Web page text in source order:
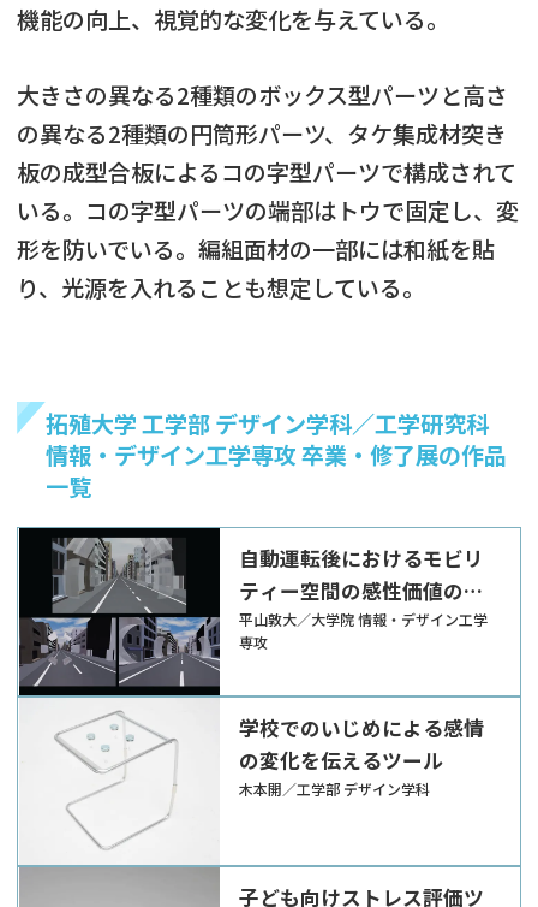
機能の向上、視覚的な変化を与えている。
大きさの異なる2種類のボックス型パーツと高さ
の異なる2種類の円筒形パーツ、タケ集成材突き
板の成型合板によるコの字型パーツで構成されて
いる。コの字型パーツの端部はトウで固定し、変
形を防いでいる。編組面材の一部には和紙を貼
り、光源を入れることも想定している。
拓殖大学 工学部 デザイン学科／工学研究科
情報・デザイン工学専攻 卒業・修了展の作品
一覧
自動運転後におけるモビリ
ティー空間の感性価値の考
案
平山敦大／大学院 情報・デザイン工学
専攻
学校でのいじめによる感情
の変化を伝えるツール
木本開／工学部 デザイン学科
子ども向けストレス評価ツ